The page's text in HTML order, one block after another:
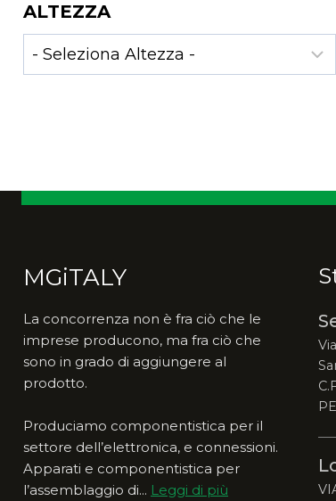
ALTEZZA
MGiTALY
La concorrenza non è fra ciò che le
imprese producono, ma fra ciò che
sono in grado di aggiungere al
prodotto.
Produciamo componentistica per il
settore dell’elettronica, e connessioni.
Apparati e componentistica per
l’assemblaggio di... Leggi di più